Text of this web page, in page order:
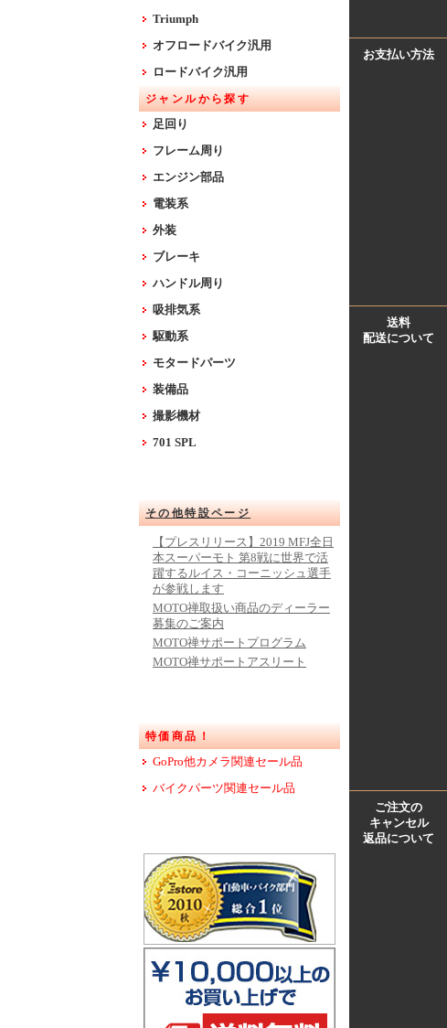
Triumph
オフロードバイク汎用
ロードバイク汎用
ジャンルから探す
足回り
フレーム周り
エンジン部品
電装系
外装
ブレーキ
ハンドル周り
吸排気系
駆動系
モタードパーツ
装備品
撮影機材
701 SPL
その他特設ページ
【プレスリリース】2019 MFJ全日
本スーパーモト 第8戦に世界で活
躍するルイス・コーニッシュ選手
が参戦します
MOTO禅取扱い商品のディーラー
募集のご案内
MOTO禅サポートプログラム
MOTO禅サポートアスリート
特価商品！
GoPro他カメラ関連セール品
バイクパーツ関連セール品
お支払い方法
送料
配送について
ご注文の
キャンセル
返品について